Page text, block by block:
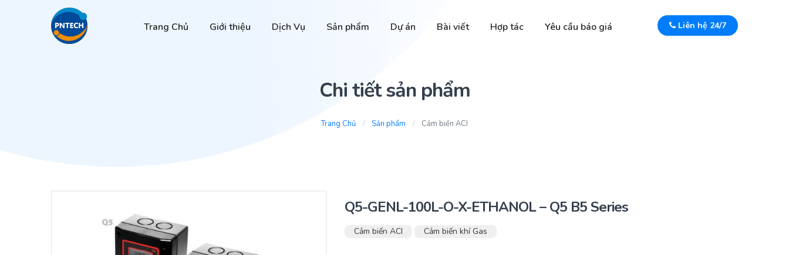
Trang Chủ Giới thiệu Dịch Vụ Sản phẩm Dự án Bài viết Hợp tác Yêu cầu báo giá Liên hệ 24/7
Chi tiết sản phẩm
Trang Chủ Sản phẩm Cảm biến ACI
Q5-GENL-100L-O-X-ETHANOL – Q5 B5 Series
Cảm biến ACI Cảm biến khí Gas